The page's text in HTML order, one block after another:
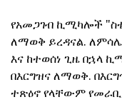
የአመጋገብ ኪሚካሎች
ለማወቅ ይረዳናል. ለምሳሌ
እና ከተወሰነ ጊዜ በኋላ
በእርግዝና ለማወቅ.
ተጽዕኖ የላቸውም